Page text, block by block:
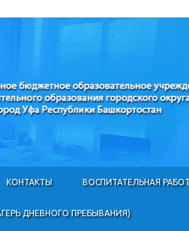
КОНТАКТЫ ВОСПИТАТЕЛЬНАЯ
ДНЕВНОГО ПРЕБЫВАНИЯ)